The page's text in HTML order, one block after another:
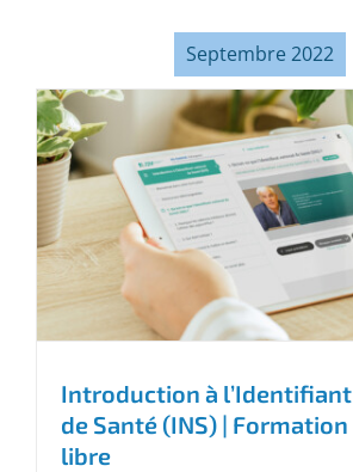
Septembre 2022
Introduction à
de Santé (INS) | Formation
libre